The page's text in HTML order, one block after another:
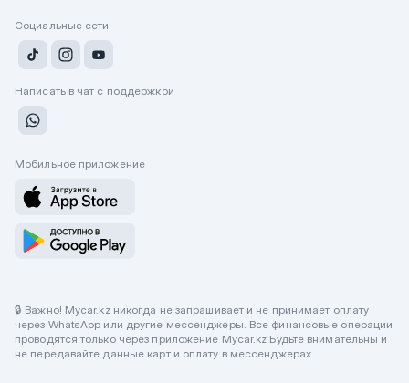
Социальные сети
Написать в чат с поддержкой
Мобильное приложение
🔒 Важно! Mycar.kz никогда не запрашивает и не принимает оплату
через WhatsApp или другие мессенджеры. Все финансовые операции
проводятся только через приложение Mycar.kz Будьте внимательны и
не передавайте данные карт и оплату в мессенджерах.